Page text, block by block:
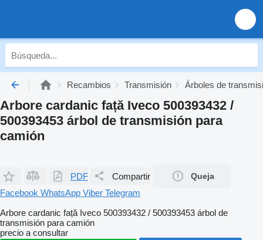
Recambios Transmisión Árboles de
Arbore cardanic față Iveco 500393432 /
500393453 árbol de transmisión para
camión
PDF Compartir Queja
Facebook WhatsApp Viber Telegram
Arbore cardanic față Iveco 500393432 / 500393453 árbol de
transmisión para camión
precio a consultar